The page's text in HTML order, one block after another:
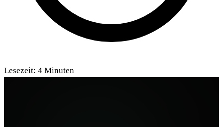
Lesezeit: 4 Minuten